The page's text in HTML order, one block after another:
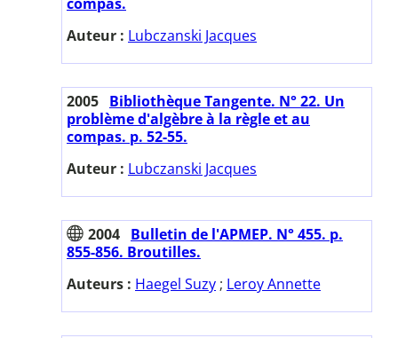
Auteur : Lubczanski Jacques
2005 Bibliothèque Tangente. N° 22. Un
problème d'algèbre à la règle et au
compas. p. 52-55.
Auteur : Lubczanski Jacques
2004 Bulletin de l'APMEP. N° 455. p.
855-856. Broutilles.
Auteurs : Haegel Suzy ; Leroy Annette